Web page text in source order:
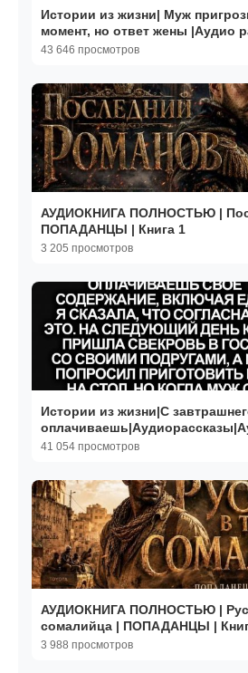
Истории из жизни| Муж
момент, но ответ жены |Аудио
Жизненные истории
43 646 просмотров
АУДИОКНИГА ПОЛНОСТЬЮ |
ПОПАДАНЦЫ | Книга 1
3 205 просмотров
Истории из жизни|С
Реальные истории
41 054 просмотров
АУДИОКНИГА ПОЛНОСТЬЮ |
сомалийца | ПОПАДАНЦЫ |
3 988 просмотров